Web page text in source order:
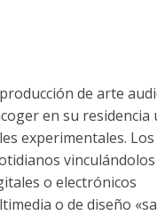
de arte
en su
experimentales.
o electrónicos
o de diseño